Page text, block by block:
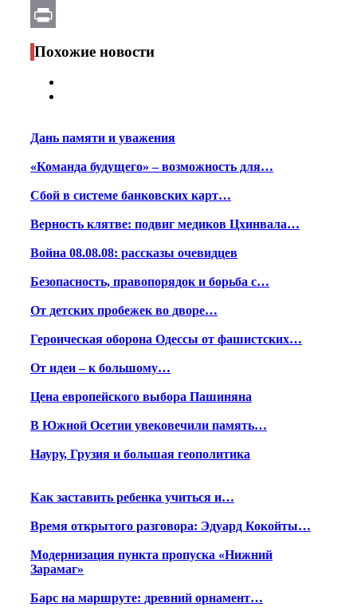
Email
Print
Похожие новости
Дань памяти и уважения
«Команда будущего» – возможность для…
Сбой в системе банковских карт…
Верность клятве: подвиг медиков Цхинвала…
Война 08.08.08: рассказы очевидцев
Безопасность, правопорядок и борьба с…
От детских пробежек во дворе…
Героическая оборона Одессы от фашистских…
От идеи – к большому…
Цена европейского выбора Пашиняна
В Южной Осетии увековечили память…
Науру, Грузия и большая геополитика
Как заставить ребенка учиться и…
Время открытого разговора: Эдуард Кокойты…
Модернизация пункта пропуска «Нижний
Зарамаг»
Барс на маршруте: древний орнамент…